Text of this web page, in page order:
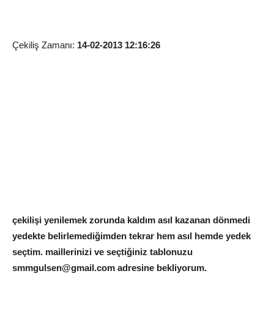
Çekiliş Zamanı: 14-02-2013 12:16:26
çekilişi yenilemek zorunda kaldım asıl kazanan dönmedi
yedekte belirlemediğimden tekrar hem asıl hemde yedek
seçtim. maillerinizi ve seçtiğiniz tablonuzu
smmgulsen@gmail.com adresine bekliyorum.